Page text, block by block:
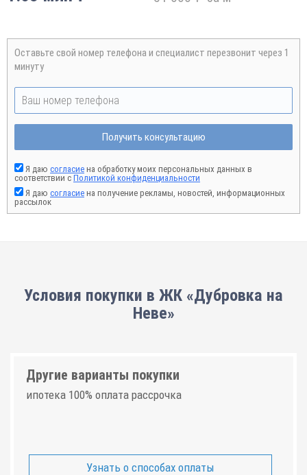
Оставьте свой номер телефона и специалист перезвонит через 1
минуту
Получить консультацию
Я даю согласие на обработку моих персональных данных в
соответствии с Политикой конфиденциальности
Я даю согласие на получение рекламы, новостей, информационных
рассылок
Условия покупки в ЖК «Дубровка на
Неве»
Другие варианты покупки
ипотека 100% оплата рассрочка
Узнать о способах оплаты